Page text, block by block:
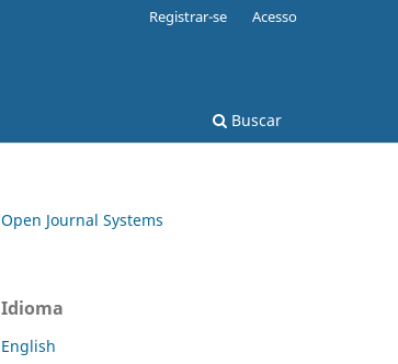
Buscar
Registrar-se Acesso
Open Journal Systems
Idioma
English